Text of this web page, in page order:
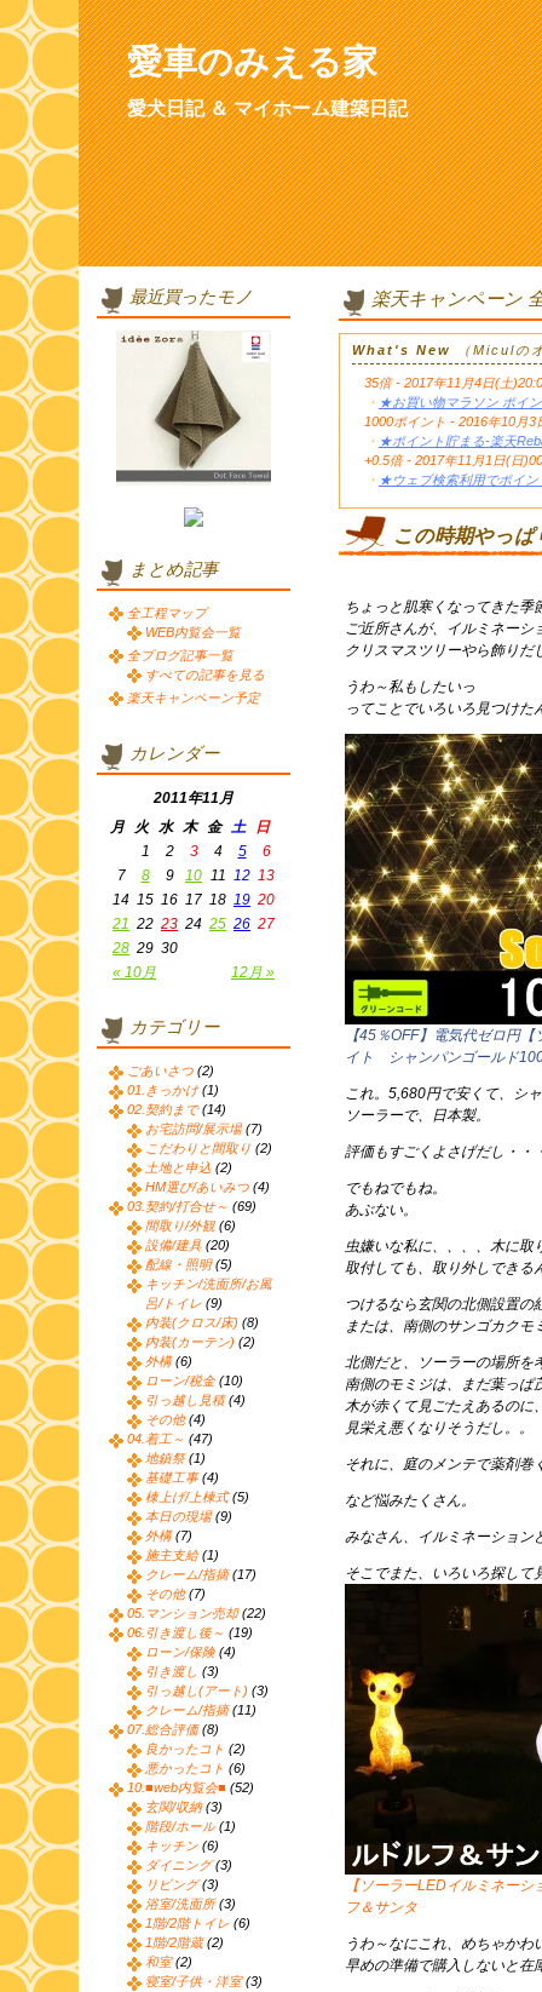
愛車のみえる家
愛犬日記 ＆ マイホーム建築日記
楽天キャンペーン
What's New （Miculの
35倍 - 2017年11月4日(土
・ ★お買い物マラソン ポイ
1000ポイント - 2016年10月
・ ★ポイント貯まる-楽天
+0.5倍 - 2017年11月1日(日
・ ★ウェブ検索利用でポイン
この時期やっ
ちょっと肌寒くなってきた季
ご近所さんが、イルミネーシ
クリスマスツリーやら飾りだ
うわ～私もしたいっ
ってことでいろいろ見つけた
【45％OFF】電気代ゼロ円
イト シャンパンゴールド
これ。5,680円で安くて、シ
ソーラーで、日本製。
評価もすごくよさげだし・・
でもねでもね。
あぶない。
虫嫌いな私に、、、、木に取
取付しても、取り外しできる
つけるなら玄関の北側設置の
または、南側のサンゴカクモ
北側だと、ソーラーの場所を
南側のモミジは、まだ葉っぱ
木が赤くて見ごたえあるのに
見栄え悪くなりそうだし。。
それに、庭のメンテで薬剤巻
など悩みたくさん。
みなさん、イルミネーション
そこでまた、いろいろ探して
【ソーラーLEDイルミネー
フ＆サンタ
うわ～なにこれ、めちゃかわ
早めの準備で購入しないと在
最近買ったモノ
まとめ記事
全工程マップ
WEB内覧会一覧
全ブログ記事一覧
すべての記事を見る
楽天キャンペーン予定
カレンダー
2011年11月
月
火 水 木 金 土 日
« 10月 12月 »
1 2 3 4 5
6
7
8 9 10 11 12 13
14 15 16 17 18 19 20
21 22 23 24 25 26 27
28 29 30
カテゴリー
ごあいさつ (2)
01.きっかけ (1)
02.契約まで(14)
お宅訪問/展示場(7)
こだわりと間取り (2)
土地と申込 (2)
HM選び/あいみつ (4)
03.契約/打合せ～ (69)
間取り/外観 (6)
設備/建具 (20)
配線・照明(5)
キッチン/洗面所/お風
呂/トイレ (9)
内装(クロス/床) (8)
内装(カーテン) (2)
外構(6)
ローン/税金(10)
引っ越し見積(4)
その他 (4)
04.着工～ (47)
地鎮祭 (1)
基礎工事(4)
棟上げ/上棟式(5)
本日の現場(9)
外構(7)
施主支給(1)
クレーム/指摘(17)
その他 (7)
05.マンション売却(22)
06.引き渡し後～ (19)
ローン/保険(4)
引き渡し (3)
引っ越し(アート) (3)
クレーム/指摘(11)
07.総合評価(8)
良かったコト (2)
悪かったコト (6)
10.■web内覧会■ (52)
玄関/収納(3)
階段/ホール(1)
キッチン (6)
ダイニング(3)
リビング(3)
浴室/洗面所(3)
1階/2階トイレ (6)
1階/2階蔵(2)
和室(2)
寝室/子供・洋室(3)